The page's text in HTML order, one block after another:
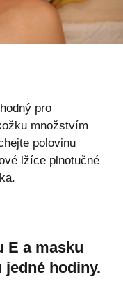
pro
množstvím
polovinu
lžíce plnotučné
E a masku
hodiny.